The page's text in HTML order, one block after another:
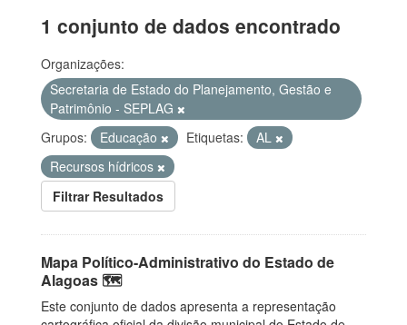
1 conjunto de dados encontrado
Organizações:
Secretaria de Estado do Planejamento, Gestão e
Patrimônio - SEPLAG
Grupos:
Educação Etiquetas:
AL
Recursos hídricos
Filtrar Resultados
Mapa Político-Administrativo do Estado de
Alagoas 🗺️
Este conjunto de dados apresenta a representação